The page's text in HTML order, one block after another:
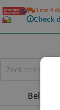
3 tot 4
Check